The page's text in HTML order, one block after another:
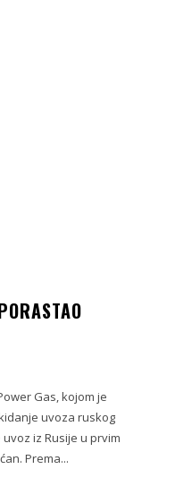
Gas, kojom je
uvoza ruskog
iz Rusije u prvim
Prema...